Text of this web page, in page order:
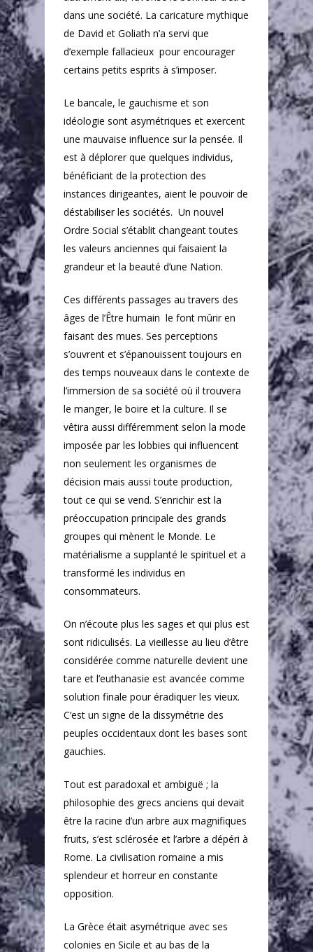
dans une société. La caricature mythique
de David et Goliath n’a servi que
d’exemple fallacieux pour encourager
certains petits esprits à s’imposer.
Le bancale, le gauchisme et son
idéologie sont asymétriques et exercent
une mauvaise influence sur la pensée. Il
est à déplorer que quelques individus,
bénéficiant de la protection des
instances dirigeantes, aient le pouvoir de
déstabiliser les sociétés. Un nouvel
Ordre Social s’établit changeant toutes
les valeurs anciennes qui faisaient la
grandeur et la beauté d’une Nation.
Ces différents passages au travers des
âges de l’Être humain le font mûrir en
faisant des mues. Ses perceptions
s’ouvrent et s’épanouissent toujours en
des temps nouveaux dans le contexte de
l’immersion de sa société où il trouvera
le manger, le boire et la culture. Il se
vêtira aussi différemment selon la mode
imposée par les lobbies qui influencent
non seulement les organismes de
décision mais aussi toute production,
tout ce qui se vend. S’enrichir est la
préoccupation principale des grands
groupes qui mènent le Monde. Le
matérialisme a supplanté le spirituel et a
transformé les individus en
consommateurs.
On n’écoute plus les sages et qui plus est
sont ridiculisés. La vieillesse au lieu d’être
considérée comme naturelle devient une
tare et l’euthanasie est avancée comme
solution finale pour éradiquer les vieux.
C’est un signe de la dissymétrie des
peuples occidentaux dont les bases sont
gauchies.
Tout est paradoxal et ambiguë ; la
philosophie des grecs anciens qui devait
être la racine d’un arbre aux magnifiques
fruits, s’est sclérosée et l’arbre a dépéri à
Rome. La civilisation romaine a mis
splendeur et horreur en constante
opposition.
La Grèce était asymétrique avec ses
colonies en Sicile et au bas de la
Accueil
Poèmes
Textes
Auteur